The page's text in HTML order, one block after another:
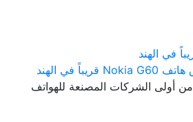
تُعد شركة نوكيا Nokia من أولى الشركات المصنعة للهواتف